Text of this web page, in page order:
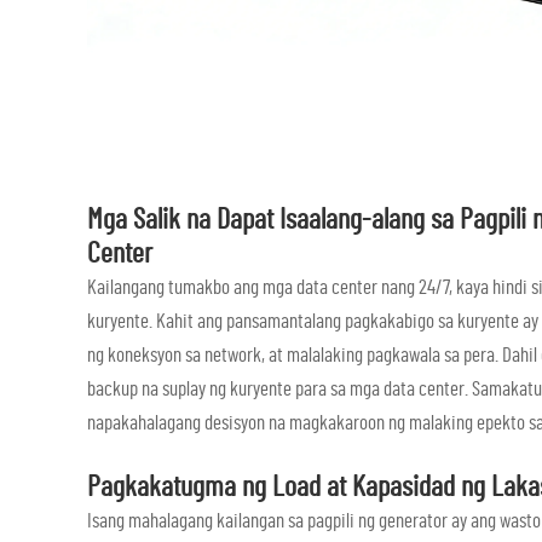
Mga Salik na Dapat Isaalang-alang sa
Center
Kailangang tumakbo ang mga data center nang 24/7, kaya hindi
kuryente. Kahit ang pansamantalang pagkakabigo sa kuryente
ng koneksyon sa network, at malalaking pagkawala sa pera.
backup na suplay ng kuryente para sa mga data center.
napakahalagang desisyon na magkakaroon ng malaking epekto
Pagkakatugma ng Load at Kapasidad ng
Isang mahalagang kailangan sa pagpili ng generator ay ang